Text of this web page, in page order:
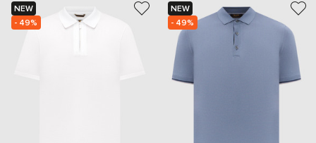
NEW
- 49%
NEW
- 49%